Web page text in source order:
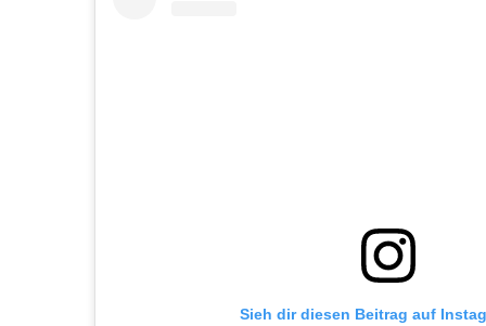
Sieh dir diesen Beitrag auf